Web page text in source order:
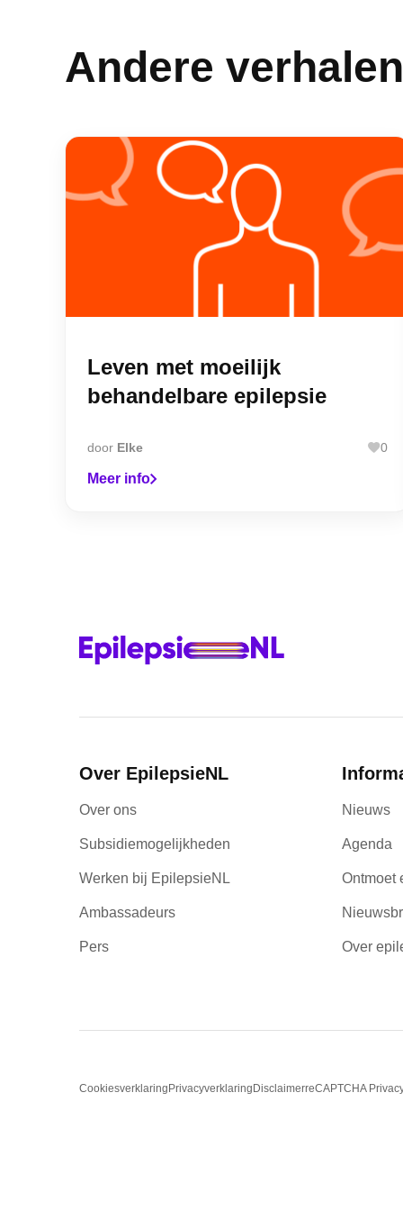
Andere verhalen
Leven met moeilijk
behandelbare epilepsie
door Elke 0
Meer info
Over EpilepsieNL
Over ons
Subsidiemogelijkheden
Werken bij EpilepsieNL
Ambassadeurs
Pers
Nieuws
Agenda
Ontmoet
Over
CookiesverklaringPrivacyverklaringDisclaimerreCAPTCHA